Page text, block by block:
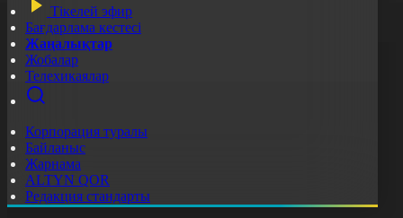
Тікелей эфир
Бағдарлама кестесі
Жаңалықтар
Жобалар
Телехикаялар
Корпорация туралы
Байланыс
Жарнама
ALTYN QOR
Редакция стандарты